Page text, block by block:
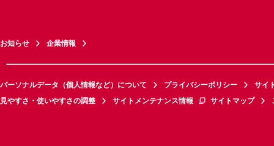
お知らせ 企業情報
パーソナルデータ（個人情報など）について プライバシーポリシー
サイ
見やすさ・使いやすさの調整
サイトメンテナンス情報 サイトマップ